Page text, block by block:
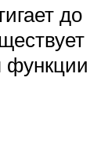
до
функции